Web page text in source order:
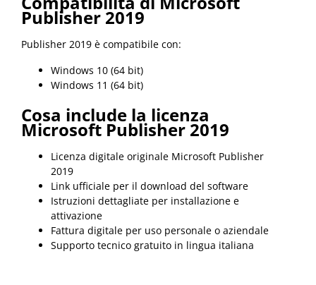
Publisher 2019
Publisher 2019 è compatibile con:
Windows 10 (64 bit)
Windows 11 (64 bit)
Cosa include la licenza
Microsoft Publisher 2019
Licenza digitale originale Microsoft Publisher
2019
Link ufficiale per il download del software
Istruzioni dettagliate per installazione e
attivazione
Fattura digitale per uso personale o aziendale
Supporto tecnico gratuito in lingua italiana